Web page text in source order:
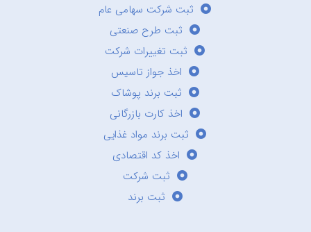
ثبت شرکت سهامی عام
ثبت طرح صنعتی
ثبت تغییرات شرکت
اخذ جواز تاسیس
ثبت برند پوشاک
اخذ کارت بازرگانی
ثبت برند مواد غذایی
اخذ کد اقتصادی
ثبت شرکت
ثبت برند